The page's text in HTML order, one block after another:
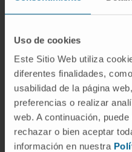
Uso de cookies
Este Sitio Web utiliza
diferentes finalidades,
usabilidad de la página
preferencias o realizar
web. A continuación,
rechazar o bien aceptar
información en nuestra
Dr.